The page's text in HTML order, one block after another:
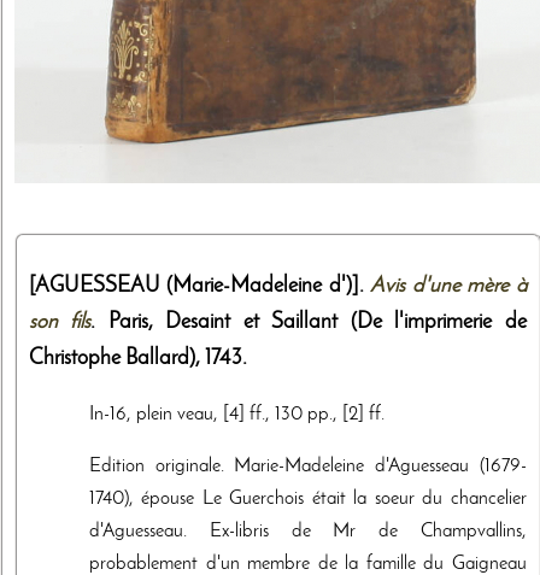
[AGUESSEAU (Marie-Madeleine d')].Avis d'une mère à
son fils. Paris,
Desaint et Saillant (De l'imprimerie de
Christophe Ballard), 1743.
In-16, plein veau, [4] ff., 130 pp., [2] ff.
Edition originale. Marie-Madeleine d'Aguesseau (1679-
1740), épouse Le Guerchois était la soeur du chancelier
d'Aguesseau. Ex-libris de Mr de Champvallins,
probablement d'un membre de la famille du Gaigneau